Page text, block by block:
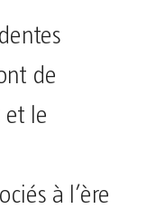
de
et le
à l’ère